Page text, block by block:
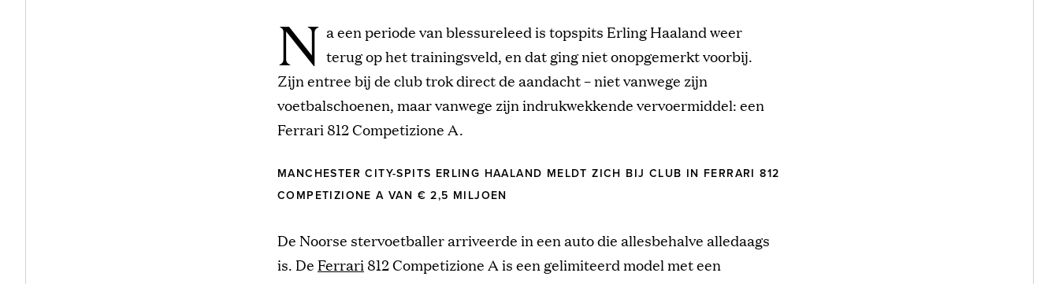
N a een periode van blessureleed is topspits Erling Haaland weer
terug op het trainingsveld, en dat ging niet onopgemerkt voorbij.
Zijn entree bij de club trok direct de aandacht – niet vanwege zijn
voetbalschoenen, maar vanwege zijn indrukwekkende vervoermiddel: een
Ferrari 812 Competizione A.
MANCHESTER CITY-SPITS ERLING HAALAND MELDT ZICH BIJ CLUB IN FERRARI 812
COMPETIZIONE A VAN € 2,5 MILJOEN
De Noorse stervoetballer arriveerde in een auto die allesbehalve alledaags
is. De Ferrari 812 Competizione A is een gelimiteerd model met een